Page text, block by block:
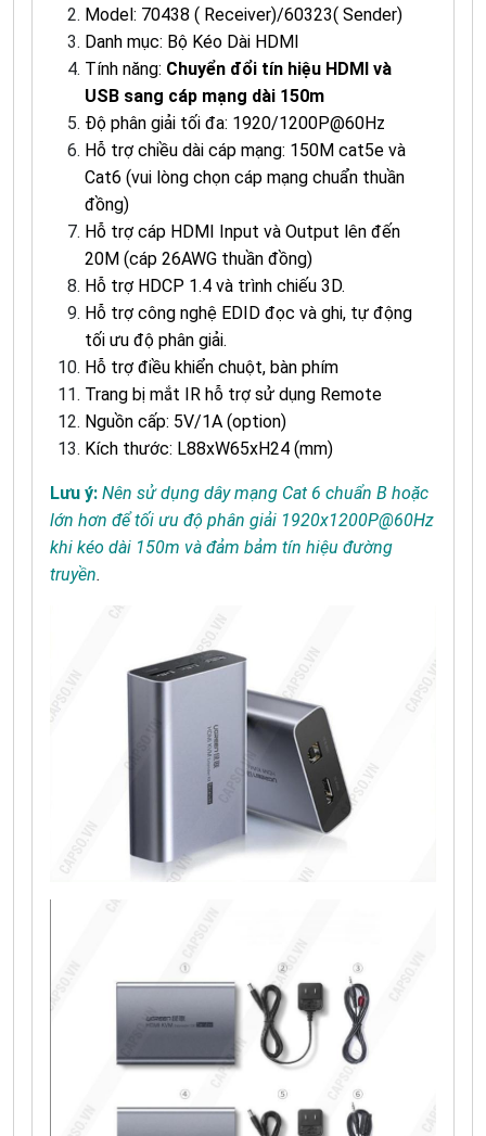
Model: 70438 ( Receiver)/60323( Sender)
Danh mục: Bộ Kéo Dài HDMI
Tính năng: Chuyển đổi tín hiệu HDMI và
USB sang cáp mạng dài 150m
Độ phân giải tối đa: 1920/1200P@60Hz
Hỗ trợ chiều dài cáp mạng: 150M cat5e và
Cat6 (vui lòng chọn cáp mạng chuẩn thuần
đồng)
Hỗ trợ cáp HDMI Input và Output lên đến
20M (cáp 26AWG thuần đồng)
Hỗ trợ HDCP 1.4 và trình chiếu 3D.
Hỗ trợ công nghệ EDID đọc và ghi, tự động
tối ưu độ phân giải.
Hỗ trợ điều khiển chuột, bàn phím
Trang bị mắt IR hỗ trợ sử dụng Remote
Nguồn cấp: 5V/1A (option)
Kích thước: L88xW65xH24 (mm)
Lưu ý: Nên sử dụng dây mạng Cat 6 chuẩn B hoặc
lớn hơn để tối ưu độ phân giải 1920x1200P@60Hz
khi kéo dài 150m và đảm bảm tín hiệu đường
truyền.